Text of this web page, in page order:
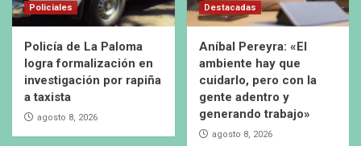
Policiales
Policía de La Paloma
logra formalización en
investigación por rapiña
a taxista
agosto 8, 2026
Destacadas
Aníbal Pereyra: «El
ambiente hay que
cuidarlo, pero con la
gente adentro y
generando trabajo»
agosto 8, 2026